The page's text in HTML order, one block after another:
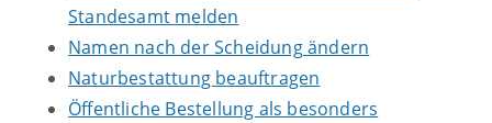
Standesamt melden
Namen nach der Scheidung ändern
Naturbestattung beauftragen
Öffentliche Bestellung als besonders